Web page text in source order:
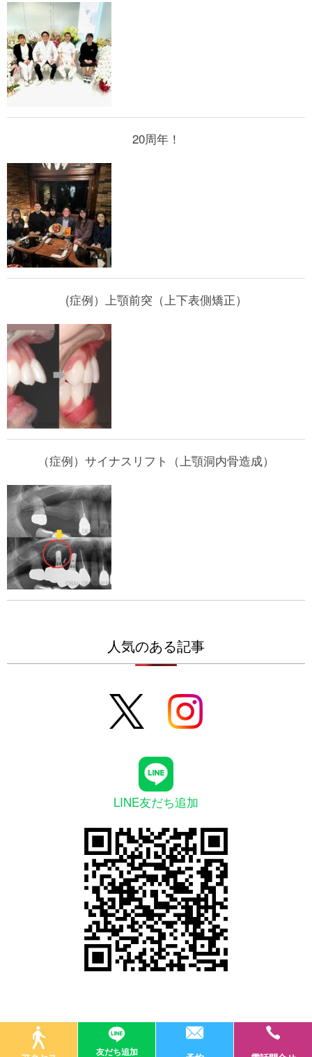
20周年！
(症例）上顎前突（上下表側矯正）
（症例）サイナスリフト（上顎洞内骨造成）
人気のある記事
LINE友だち追加
© 医療法人社団オーラルデザイナー
友だち追加